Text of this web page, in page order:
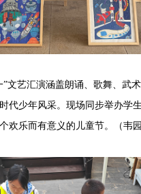
艺汇演涵盖朗诵、歌舞、武
代少年风采。现场同步举办学
欢乐而有意义的儿童节。（韦